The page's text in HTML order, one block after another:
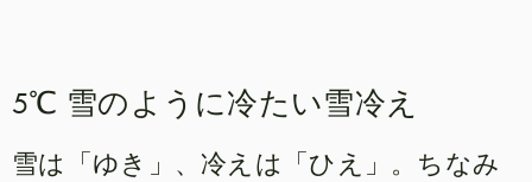
5℃ 雪のように冷たい雪冷え
雪は「ゆき」、冷えは「ひえ」。ちなみ